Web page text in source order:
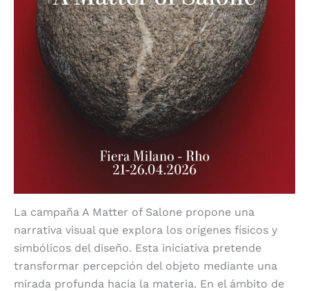
La campaña A Matter of Salone propone una
narrativa visual que explora los orígenes físicos y
simbólicos del diseño. Esta iniciativa pretende
transformar percepción del objeto mediante una
mirada profunda hacia la materia. En el ámbito de